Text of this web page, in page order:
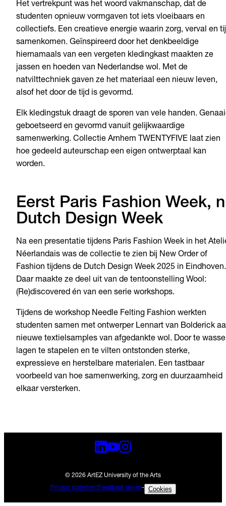
Het vertrekpunt was het woord vakmanschap, dat de
studenten opnieuw vormgaven tot iets vloeibaars en
collectiefs. Een creatieve energie waarin zorg, verval en
samenkomen. Geïnspireerd door het denkbeeldige
hiernamaals van een vergeten kledingkast maakten ze
jassen en hoeden van Nederlandse wol. Met de
natvilttechniek gaven ze het materiaal een nieuw leven,
alsof het door de tijd is gevormd.
Elk kledingstuk draagt de sporen van vele handen.
geboetseerd en gevormd vanuit gelijkwaardige
samenwerking. Collectie Arnhem TWENTYFIVE laat zien
hoe gedeeld auteurschap een eigen ontwerptaal kan
worden.
Eerst Paris Fashion Week,
Dutch Design Week
Na een presentatie tijdens Paris Fashion Week in het
Néerlandais was de collectie te zien bij New Order of
Fashion tijdens de Dutch Design Week 2025 in Eindhoven.
Daar maakte ze deel uit van de tentoonstelling Wool:
(Re)discovered én van een serie workshops.
Tijdens de workshop Needle Felting Fashion werkten
studenten samen met ontwerper Lennart van Bolderick
nieuwe textielsamples van afgedankte wol. Door te
lagen te stapelen en te vilten ontstonden sterke,
expressieve en herstelbare materialen. Een tastbaar
voorbeeld van hoe samenwerking, zorg en duurzaamheid
elkaar versterken.
© 2026 ArtEZ University of the Arts
Privacy statementFeedback geven- Cookies